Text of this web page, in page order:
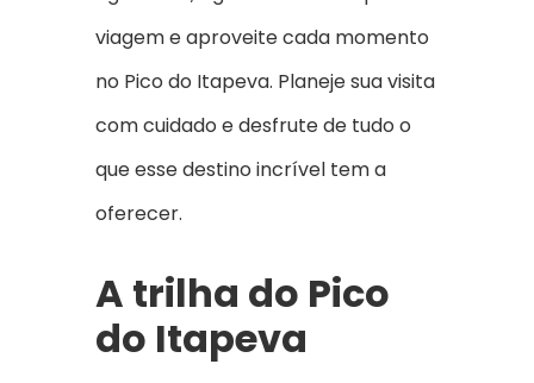
viagem e aproveite cada momento
no Pico do Itapeva. Planeje sua visita
com cuidado e desfrute de tudo o
que esse destino incrível tem a
oferecer.
A trilha do Pico
do Itapeva